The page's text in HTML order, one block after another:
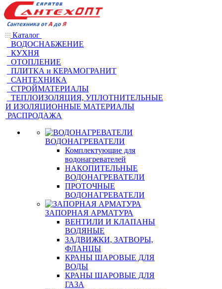
Каталог
ВОДОСНАБЖЕНИЕ
КУХНЯ
ОТОПЛЕНИЕ
ПЛИТКА и КЕРАМОГРАНИТ
САНТЕХНИКА
СТРОЙМАТЕРИАЛЫ
ТЕПЛОИЗОЛЯЦИЯ, УПЛОТНИТЕЛЬНЫЕ
И ИЗОЛЯЦИОННЫЕ МАТЕРИАЛЫ
РАСПРОДАЖА
ВОДОНАГРЕВАТЕЛИ
Комплектующие для
водонагревателей
НАКОПИТЕЛЬНЫЕ
ВОДОНАГРЕВАТЕЛИ
ПРОТОЧНЫЕ
ВОДОНАГРЕВАТЕЛИ
ЗАПОРНАЯ АРМАТУРА
ВЕНТИЛИ И КЛАПАНЫ
ВОДЯНЫЕ
ЗАДВИЖКИ, ЗАТВОРЫ,
ФЛАНЦЫ
КРАНЫ ШАРОВЫЕ ДЛЯ
ВОДЫ
КРАНЫ ШАРОВЫЕ ДЛЯ
ГАЗА